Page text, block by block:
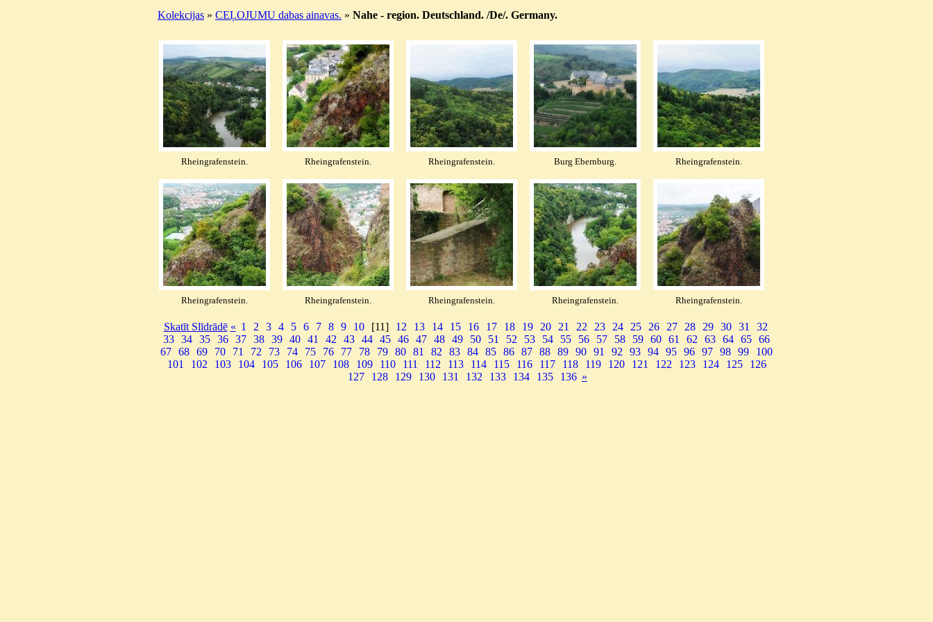
Kolekcijas » CEĻOJUMU dabas ainavas. » Nahe - region. Deutschland. /De/. Germany.
Rheingrafenstein. Rheingrafenstein. Rheingrafenstein. Burg Ebernburg. Rheingrafenstein.
Rheingrafenstein. Rheingrafenstein. Rheingrafenstein. Rheingrafenstein. Rheingrafenstein.
Skatīt Slīdrādē « 1 2 3 4 5 6 7 8 9 10 [11] 12 13 14 15 16 17 18 19 20 21 22 23 24 25 26 27 28 29 30 31
32
33 34 35 36 37 38 39 40 41 42 43 44 45 46 47 48 49 50 51 52 53 54 55 56 57 58 59 60 61 62 63 64 65 66
67 68 69 70 71 72 73 74 75 76 77 78 79 80 81 82 83 84 85 86 87 88 89 90 91 92 93 94 95 96 97 98 99
100
101
102 103 104 105 106 107 108 109 110 111 112 113 114 115 116 117 118 119 120 121 122 123 124 125
126
127
128 129 130 131 132 133 134 135 136 »